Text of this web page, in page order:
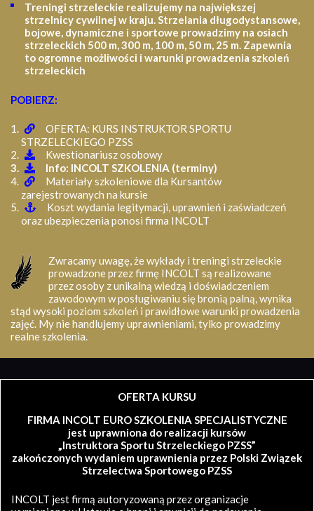
Treningi strzeleckie realizujemy na największej
strzelnicy cywilnej w kraju. Strzelania długodystansowe,
bojowe, dynamiczne i sportowe prowadzimy na osiach
strzeleckich 500 m, 300 m, 100 m, 50 m, 25 m. Zapewnia
to ogromne możliwości i warunki prowadzenia szkoleń
strzeleckich
POBIERZ:
OFERTA: KURS INSTRUKTOR SPORTU
STRZELECKIEGO PZSS
Kwestionariusz osobowy
Info: INCOLT SZKOLENIA (terminy)
Materiały szkoleniowe dla Kursantów
zarejestrowanych na kursie
Koszt wydania legitymacji, uprawnień i zaświadczeń
oraz ubezpieczenia ponosi firma INCOLT
Zwracamy uwagę, że wykłady i treningi strzeleckie
prowadzone przez firmę INCOLT są realizowane
przez osoby z unikalną wiedzą i doświadczeniem
zawodowym w posługiwaniu się bronią palną, wynika
stąd wysoki poziom szkoleń i prawidłowe warunki prowadzenia
zajęć. My nie handlujemy uprawnieniami, tylko prowadzimy
realne szkolenia.
OFERTA KURSU
FIRMA INCOLT EURO SZKOLENIA SPECJALISTYCZNE
jest uprawniona do realizacji kursów
„Instruktora Sportu Strzeleckiego PZSS”
zakończonych wydaniem uprawnienia przez Polski Związek
Strzelectwa Sportowego PZSS
INCOLT jest firmą autoryzowaną przez organizacje